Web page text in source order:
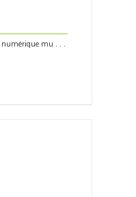
numérique mu . . .